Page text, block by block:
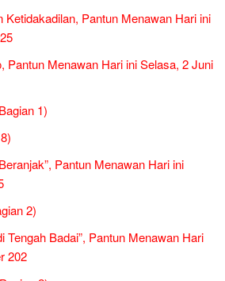
Pantun Menawan Hari ini
Pantun Menawan Hari ini Selasa, 2 Juni
1)
Pantun Menawan Hari ini
2)
Tengah Badai”, Pantun Menawan Hari
202